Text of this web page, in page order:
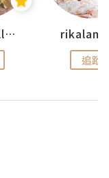
思思賢 ChillMyBabe
追蹤